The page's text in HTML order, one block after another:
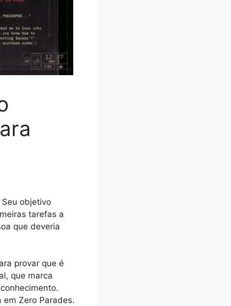
Seu objetivo
tarefas a
que deveria
provar que é
que marca
Zero Parades.